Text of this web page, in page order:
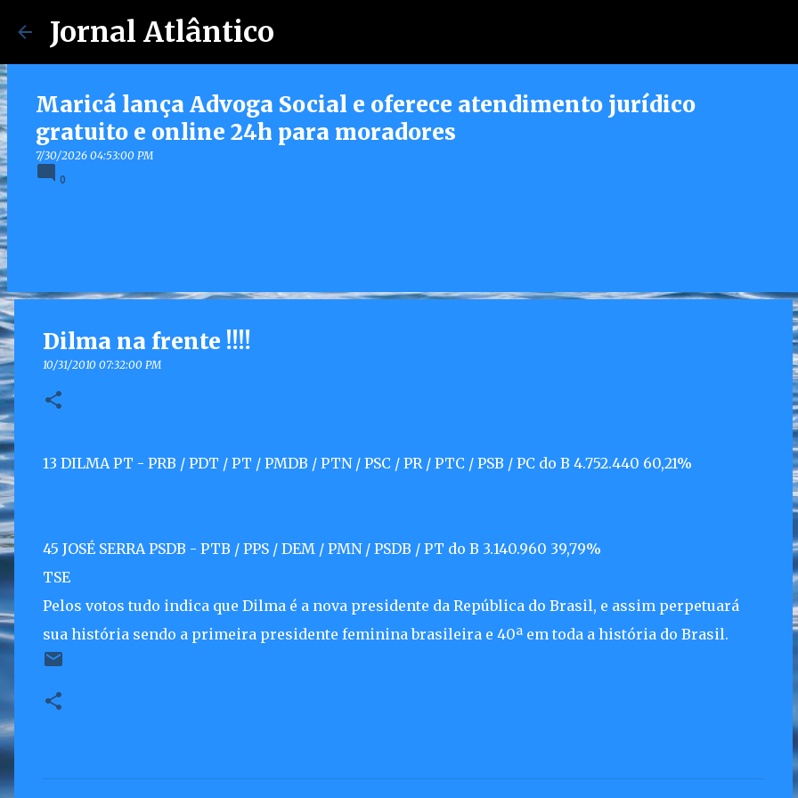
Jornal Atlântico
Maricá lança Advoga Social e oferece atendimento jurídico
gratuito e online 24h para moradores
7/30/2026 04:53:00 PM
0
Dilma na frente !!!!
10/31/2010 07:32:00 PM
13 DILMA PT - PRB / PDT / PT / PMDB / PTN / PSC / PR / PTC / PSB / PC do B 4.752.440 60,21%
45 JOSÉ SERRA PSDB - PTB / PPS / DEM / PMN / PSDB / PT do B 3.140.960 39,79%
TSE
Pelos votos tudo indica que Dilma é a nova presidente da República do Brasil, e assim perpetuará
sua história sendo a primeira presidente feminina brasileira e 40ª em toda a história do Brasil.